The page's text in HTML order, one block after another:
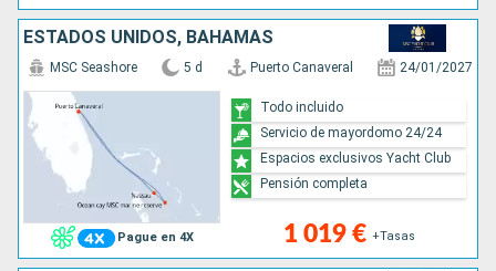
ESTADOS UNIDOS, BAHAMAS
Pague en 4X
MSC Seashore 5 d Puerto Canaveral 24/01/2027
1 019 € +Tasas
Todo incluido
Servicio de mayordomo 24/24
Espacios exclusivos Yacht Club
Pensión completa